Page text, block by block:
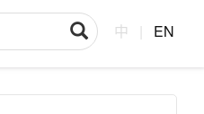
中 EN